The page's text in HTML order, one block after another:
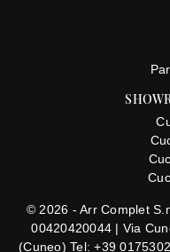
© 2026 - Arr Complet
00420420044 | Via
(Cuneo) Tel: +39